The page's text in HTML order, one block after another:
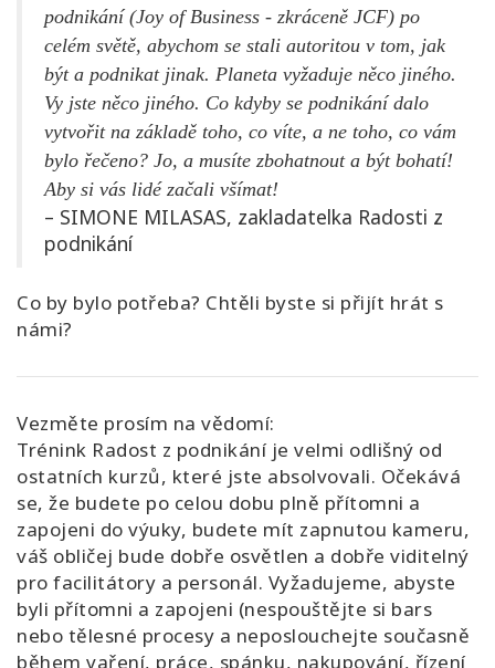
podnikání (Joy of Business - zkráceně JCF) po
celém světě, abychom se stali autoritou v tom, jak
být a podnikat jinak. Planeta vyžaduje něco jiného.
Vy jste něco jiného. Co kdyby se podnikání dalo
vytvořit na základě toho, co víte, a ne toho, co vám
bylo řečeno? Jo, a musíte zbohatnout a být bohatí!
Aby si vás lidé začali všímat!
– SIMONE MILASAS, zakladatelka Radosti z
podnikání
Co by bylo potřeba? Chtěli byste si přijít hrát s
námi?
Vezměte prosím na vědomí:
Trénink Radost z podnikání je velmi odlišný od
ostatních kurzů, které jste absolvovali. Očekává
se, že budete po celou dobu plně přítomni a
zapojeni do výuky, budete mít zapnutou kameru,
váš obličej bude dobře osvětlen a dobře viditelný
pro facilitátory a personál. Vyžadujeme, abyste
byli přítomni a zapojeni (nespouštějte si bars
nebo tělesné procesy a neposlouchejte současně
během vaření, práce, spánku, nakupování, řízení